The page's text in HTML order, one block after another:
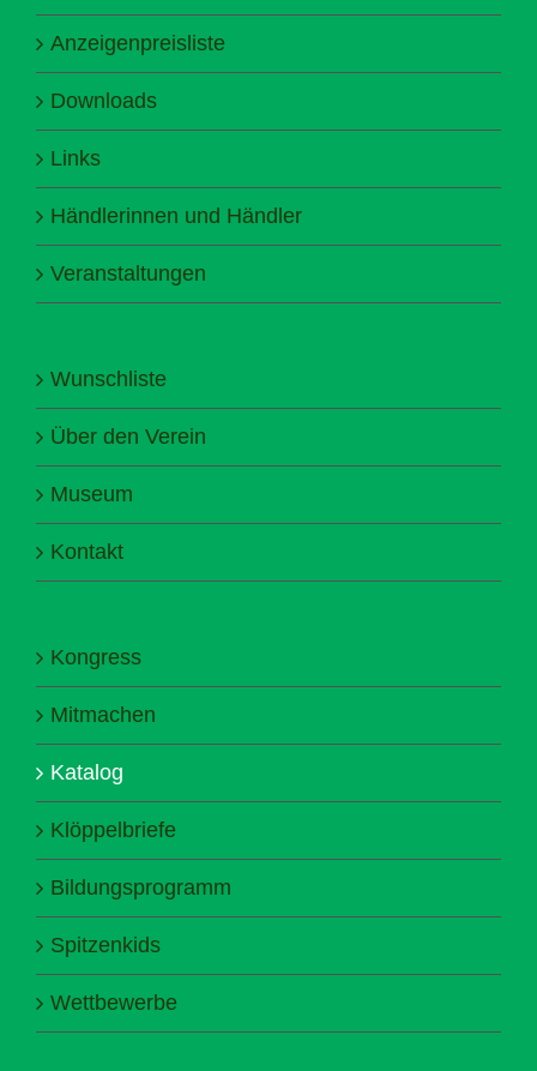
Anzeigenpreisliste
Downloads
Links
Händlerinnen und Händler
Veranstaltungen
Wunschliste
Über den Verein
Museum
Kontakt
Kongress
Mitmachen
Katalog
Klöppelbriefe
Bildungsprogramm
Spitzenkids
Wettbewerbe